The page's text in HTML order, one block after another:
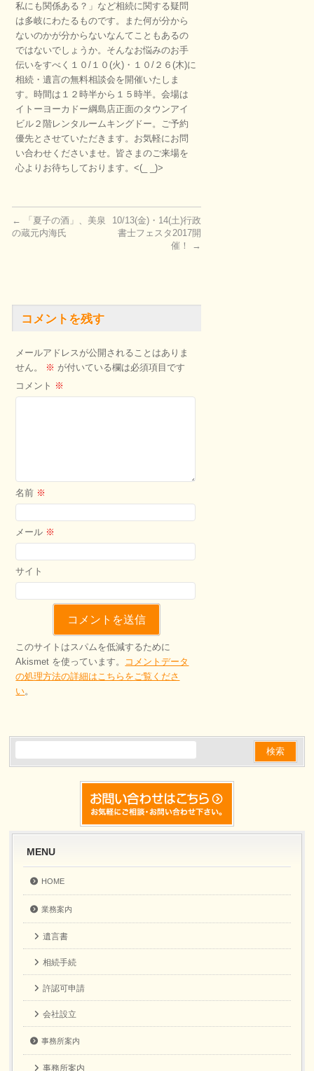
私にも関係ある？」など相続に関する疑問
は多岐にわたるものです。また何が分から
ないのかが分からないなんてこともあるの
ではないでしょうか。そんなお悩みのお手
伝いをすべく１０/１０(火)・１０/２６(木)に
相続・遺言の無料相談会を開催いたしま
す。時間は１２時半から１５時半。会場は
イトーヨーカドー綱島店正面のタウンアイ
ビル２階レンタルームキングドー。ご予約
優先とさせていただきます。お気軽にお問
い合わせくださいませ。皆さまのご来場を
心よりお待ちしております。<(_ _)>
←
「夏子の酒」、美泉
の蔵元内海氏
10/13(金)・14(土)行政
書士フェスタ2017開
催！
→
コメントを残す
メールアドレスが公開されることはありま
せん。
※ が付いている欄は必須項目です
コメント ※
名前 ※
メール ※
サイト
このサイトはスパムを低減するために
Akismet を使っています。
コメントデータ
の処理方法の詳細はこちらをご覧くださ
い。
MENU
HOME
業務案内
遺言書
相続手続
許認可申請
会社設立
事務所案内
事務所案内